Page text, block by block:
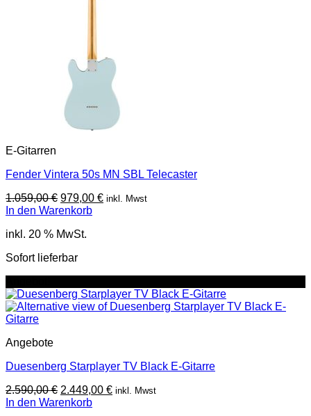
E-Gitarren
Fender Vintera 50s MN SBL Telecaster
1.059,00€ Ursprünglicher
Preis
1.059,00 €
979,00 €Aktueller
inkl. Mwst
In den Warenkorb
inkl. 20 % MwSt.
Sofort lieferbar
Angebote
Duesenberg Starplayer TV Black E-Gitarre
2.590,00€ Ursprünglicher
Preis
2.449,00 €Aktueller
inkl. Mwst
In den Warenkorb